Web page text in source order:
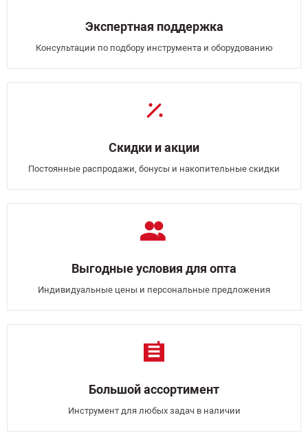
Экспертная поддержка
Консультации по подбору инструмента и оборудованию
Скидки и акции
Постоянные распродажи, бонусы и накопительные скидки
Выгодные условия для опта
Индивидуальные цены и персональные предложения
Большой ассортимент
Инструмент для любых задач в наличии